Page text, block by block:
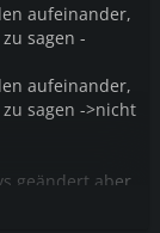
aufeinander,
sagen -
aufeinander,
sagen ->nicht
geändert aber